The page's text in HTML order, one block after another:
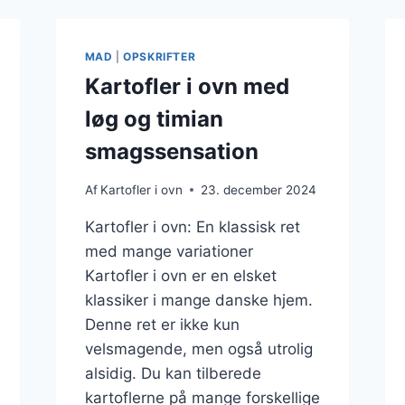
MAD |OPSKRIFTER
Kartofler i ovn med
løg og timian
smagssensation
Af Kartofler i ovn 23. december 2024
Kartofler i ovn: En klassisk ret
med mange variationer
Kartofler i ovn er en elsket
klassiker i mange danske hjem.
Denne ret er ikke kun
velsmagende, men også utrolig
alsidig. Du kan tilberede
kartoflerne på mange forskellige